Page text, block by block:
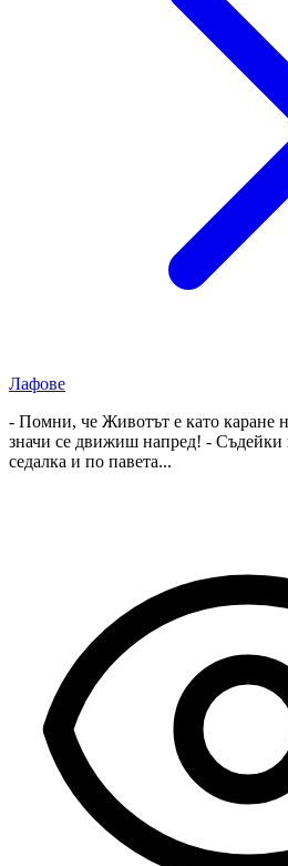
Лафове
- Помни, че Животът е като каране
значи се движиш напред! - Съдейки
седалка и по павета...